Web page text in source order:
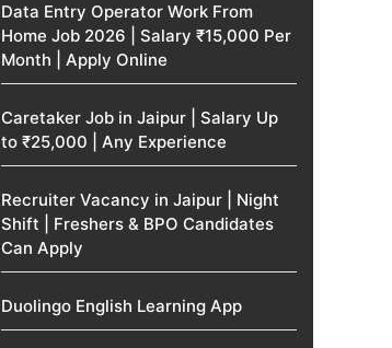
Data Entry Operator Work From
Home Job 2026 | Salary ₹15,000 Per
Month | Apply Online
Caretaker Job in Jaipur | Salary Up
to ₹25,000 | Any Experience
Recruiter Vacancy in Jaipur | Night
Shift | Freshers & BPO Candidates
Can Apply
Duolingo English Learning App